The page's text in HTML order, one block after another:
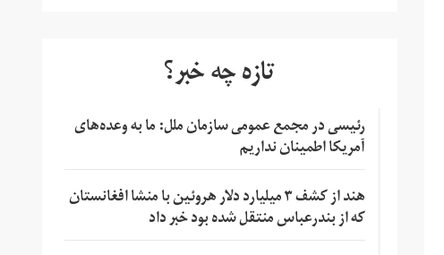
تازه چه خبر؟
رئیسی در مجمع عمومی سازمان ملل: ما به وعده‌های
آمریکا اطمینان نداریم
هند از کشف ۳ میلیارد دلار هروئین با منشا افغانستان
که از بندرعباس منتقل شده بود خبر داد